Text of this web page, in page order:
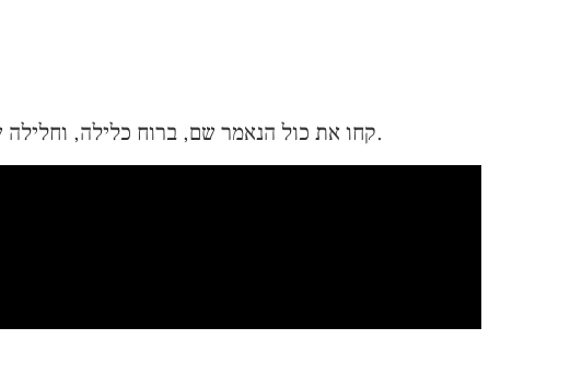
קחו את כול הנאמר שם, ברוח כלילה, וחלילה שאלה מבינכם שעוסקים ב”הרצת מניות של האמנות” יעלבו. זה המציאות ואכן הכול חוקי למהדרין.